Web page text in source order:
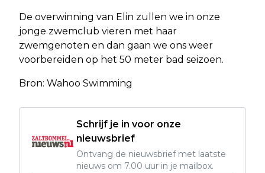
De overwinning van Elin zullen we in onze
jonge zwemclub vieren met haar
zwemgenoten en dan gaan we ons weer
voorbereiden op het 50 meter bad seizoen.
Bron: Wahoo Swimming
Schrijf je in voor onze
nieuwsbrief
Ontvang de nieuwsbrief met laatste
nieuws om 7.00 uur in je mailbox.